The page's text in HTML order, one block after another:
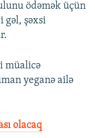
ödəmək üçün
gəl, şəxsi
müalicə
yeganə ailə
olacaq